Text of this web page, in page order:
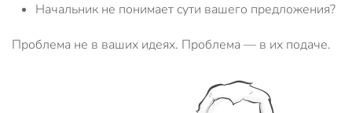
Начальник не понимает сути вашего предложения?
Проблема не в ваших идеях. Проблема — в их подаче.